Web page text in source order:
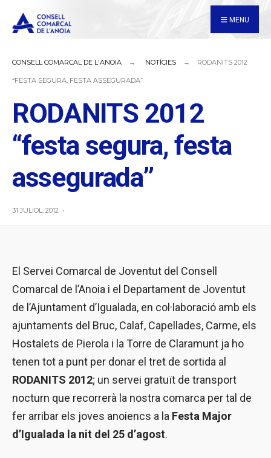
MENU
CONSELL COMARCAL DE L'ANOIA NOTÍCIES RODANITS 2012
“FESTA SEGURA, FESTA ASSEGURADA”
RODANITS 2012
“festa segura, festa
assegurada”
31 JULIOL, 2012 •
El Servei Comarcal de Joventut del Consell
Comarcal de l’Anoia i el Departament de Joventut
de l’Ajuntament d’Igualada, en col·laboració amb els
ajuntaments del Bruc, Calaf, Capellades, Carme, els
Hostalets de Pierola i la Torre de Claramunt ja ho
tenen tot a punt per donar el tret de sortida al
RODANITS 2012; un servei gratuït de transport
nocturn que recorrerà la nostra comarca per tal de
fer arribar els joves anoiencs a la Festa Major
d’Igualada la nit del 25 d’agost.